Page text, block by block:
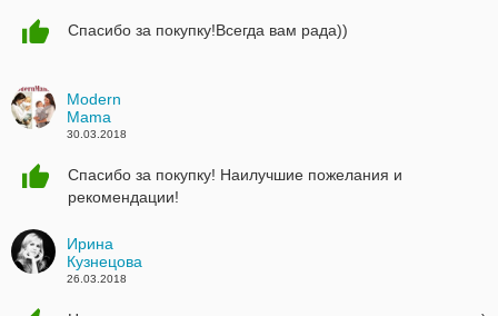
Спасибо за покупку!Всегда вам рада))
Modern
Mama
30.03.2018
Спасибо за покупку! Наилучшие пожелания и
рекомендации!
Ирина
Кузнецова
26.03.2018